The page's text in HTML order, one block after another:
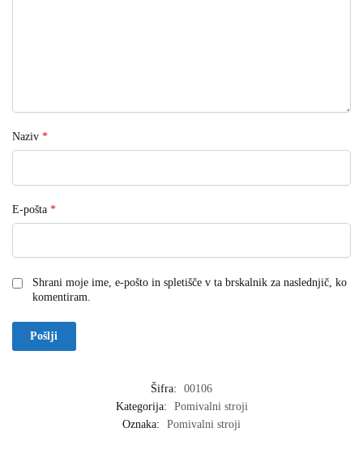
Naziv *
E-pošta *
Shrani moje ime, e-pošto in spletišče v ta brskalnik za naslednjič, ko
komentiram.
Šifra:
00106
Kategorija:
Pomivalni stroji
Oznaka:
Pomivalni stroji